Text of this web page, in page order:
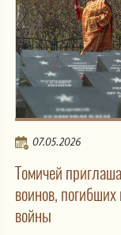
07.05.2026
Томичей
воинов,
войны